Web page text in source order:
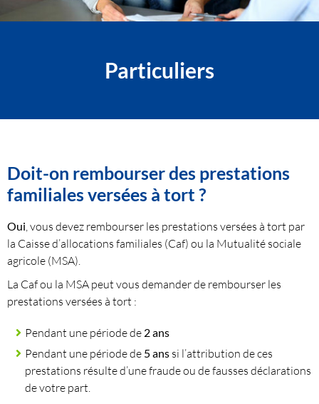
Particuliers
Doit-on rembourser des prestations
familiales versées à tort ?
Oui , vous devez rembourser les prestations versées à tort par
la Caisse d’allocations familiales (Caf) ou la Mutualité sociale
agricole (MSA).
La Caf ou la MSA peut vous demander de rembourser les
prestations versées à tort :
Pendant une période de 2 ans
Pendant une période de 5 ans si l’attribution de ces
prestations résulte d’une fraude ou de fausses déclarations
de votre part.